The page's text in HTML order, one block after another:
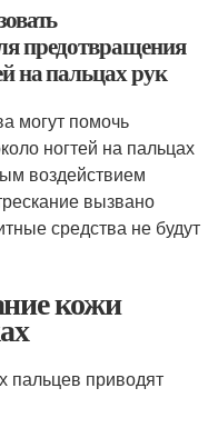
предотвращения
на пальцах рук
могут помочь
ногтей на пальцах
воздействием
вызвано
средства не будут
кожи
пальцев приводят